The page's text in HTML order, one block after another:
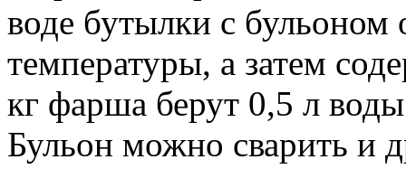
воде бутылки с
температуры, а затем
кг фарша берут 0,5 л
Бульон можно сварить и